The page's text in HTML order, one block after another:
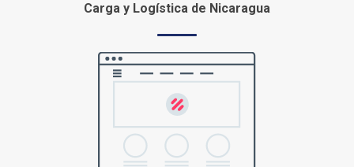
Carga y Logística de Nicaragua